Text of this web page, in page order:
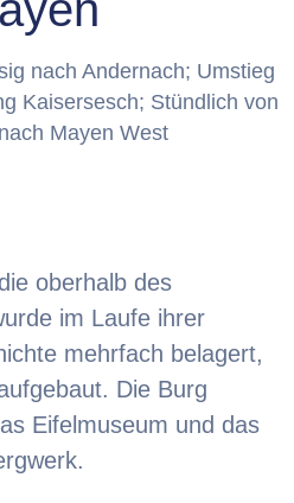
nach Andernach; Umstieg
Kaisersesch; Stündlich von
Mayen West
oberhalb des
im Laufe ihrer
mehrfach belagert,
Die Burg
Eifelmuseum und das